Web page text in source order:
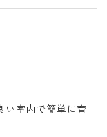
い室内で簡単に育